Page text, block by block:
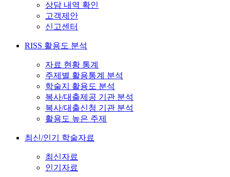
상담 내역 확인
고객제안
신고센터
RISS 활용도 분석
자료 현황 통계
주제별 활용통계 분석
학술지 활용도 분석
복사/대출제공 기관 분석
복사/대출신청 기관 분석
활용도 높은 주제
최신/인기 학술자료
최신자료
인기자료